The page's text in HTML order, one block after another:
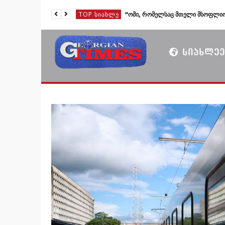
TOP ᲡᲘᲐᲮᲚᲔ
TOP ᲡᲘᲐᲮᲚᲔ
TOP ᲡᲘᲐᲮᲚᲔ
TOP ᲡᲘᲐᲮᲚᲔ